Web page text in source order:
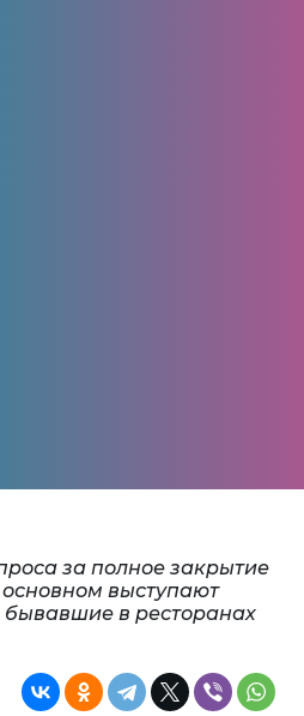
за полное закрытие
выступают
в ресторанах